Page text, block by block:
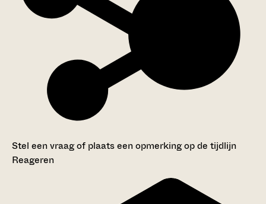
Stel een vraag of plaats een opmerking op de tijdlijn
Reageren